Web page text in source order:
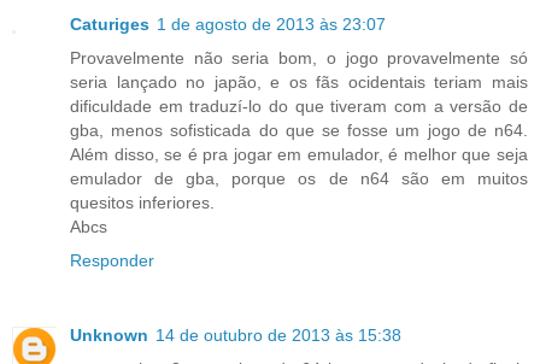
Caturiges 1 de agosto de 2013 às 23:07
Provavelmente não seria bom, o jogo provavelmente só
seria lançado no japão, e os fãs ocidentais teriam mais
dificuldade em traduzí-lo do que tiveram com a versão de
gba, menos sofisticada do que se fosse um jogo de n64.
Além disso, se é pra jogar em emulador, é melhor que seja
emulador de gba, porque os de n64 são em muitos
quesitos inferiores.
Abcs
Responder
Unknown 14 de outubro de 2013 às 15:38